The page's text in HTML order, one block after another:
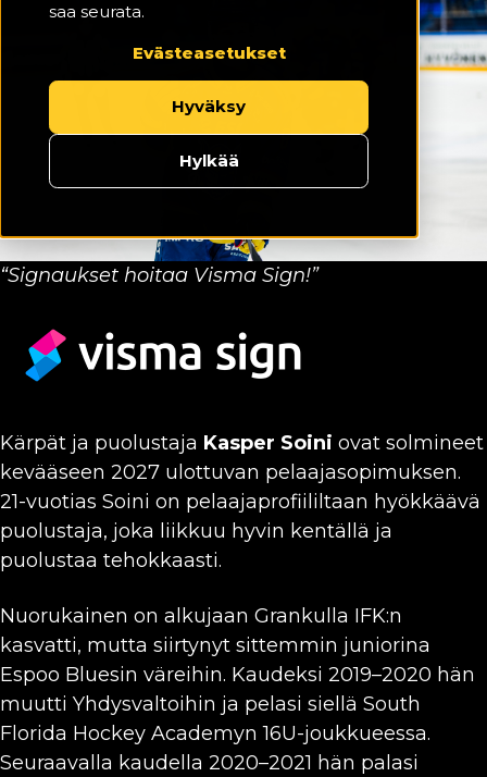
saa seurata.
Evästeasetukset
Hyväksy
Hylkää
“Signaukset hoitaa Visma Sign!”
Kärpät ja puolustaja Kasper Soini ovat solmineet
kevääseen 2027 ulottuvan pelaajasopimuksen.
21-vuotias Soini on pelaajaprofiililtaan hyökkäävä
puolustaja, joka liikkuu hyvin kentällä ja
puolustaa tehokkaasti.
Nuorukainen on alkujaan Grankulla IFK:n
kasvatti, mutta siirtynyt sittemmin juniorina
Espoo Bluesin väreihin. Kaudeksi 2019–2020 hän
muutti Yhdysvaltoihin ja pelasi siellä South
Florida Hockey Academyn 16U-joukkueessa.
Seuraavalla kaudella 2020–2021 hän palasi